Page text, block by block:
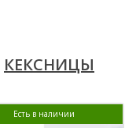
КЕКСНИЦЫ
Есть в наличии